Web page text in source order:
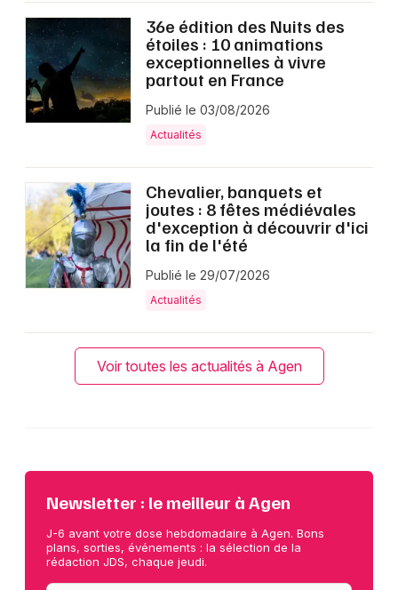
36e édition des Nuits des
étoiles : 10 animations
exceptionnelles à vivre
partout en France
Publié le 03/08/2026
Actualités
Chevalier, banquets et
joutes : 8 fêtes médiévales
d'exception à découvrir d'ici
la fin de l'été
Publié le 29/07/2026
Actualités
Voir toutes les actualités à Agen
Newsletter : le meilleur à Agen
J-6 avant votre dose hebdomadaire à Agen. Bons
plans, sorties, événements : la sélection de la
rédaction JDS, chaque jeudi.